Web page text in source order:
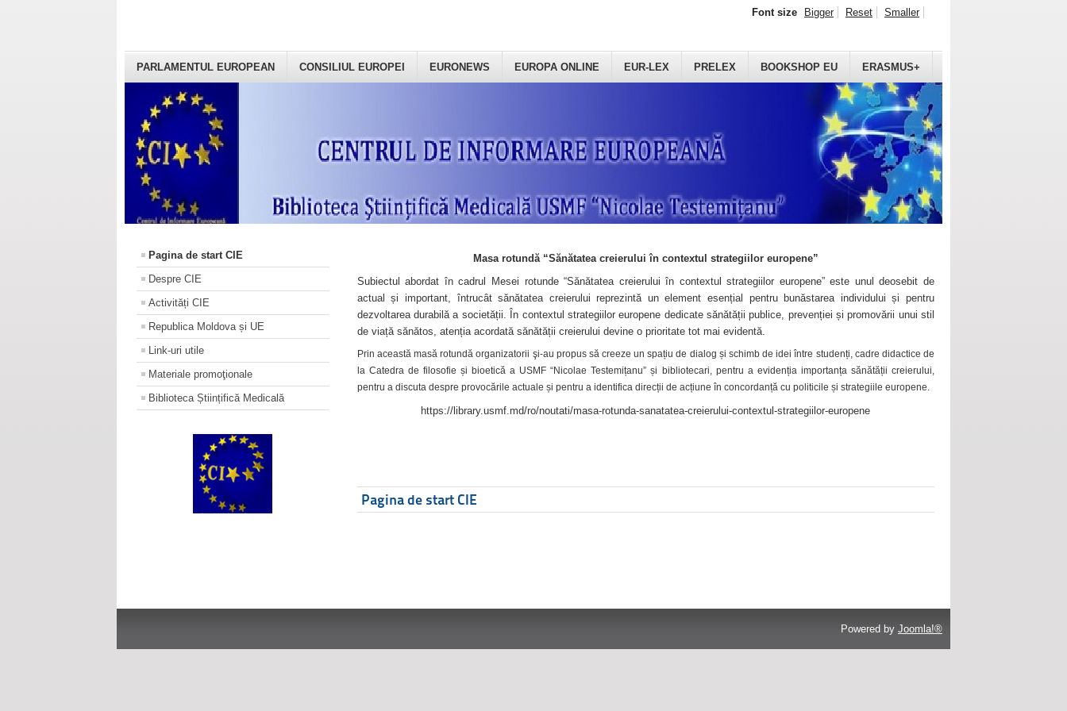
PARLAMENTUL EUROPEAN CONSILIUL EUROPEI EURONEWS EUROPA ONLINE EUR-LEX PRELEX BOOKSHOP EU ERASMUS+
Font size Bigger Reset Smaller
Pagina de start CIE
Despre CIE
Activități CIE
Republica Moldova și UE
Link-uri utile
Materiale promoţionale
Biblioteca Științifică Medicală
Masa rotundă “Sănătatea creierului în contextul strategiilor europene”
Subiectul abordat în cadrul Mesei rotunde “Sănătatea creierului în contextul strategiilor europene” este unul deosebit de
actual și important, întrucât sănătatea creierului reprezintă un element esențial pentru bunăstarea individului și pentru
dezvoltarea durabilă a societății. În contextul strategiilor europene dedicate sănătății publice, prevenției și promovării unui stil
de viață sănătos, atenția acordată sănătății creierului devine o prioritate tot mai evidentă.
Prin această masă rotundă organizatorii şi-au propus să creeze un spațiu de dialog și schimb de idei între studenți, cadre didactice de
la Catedra de filosofie și bioetică a USMF “Nicolae Testemițanu” și bibliotecari, pentru a evidenția importanța sănătății creierului,
pentru a discuta despre provocările actuale și pentru a identifica direcții de acțiune în concordanță cu politicile și strategiile europene.
https://library.usmf.md/ro/noutati/masa-rotunda-sanatatea-creierului-contextul-strategiilor-europene
Pagina de start CIE
Powered by Joomla!®